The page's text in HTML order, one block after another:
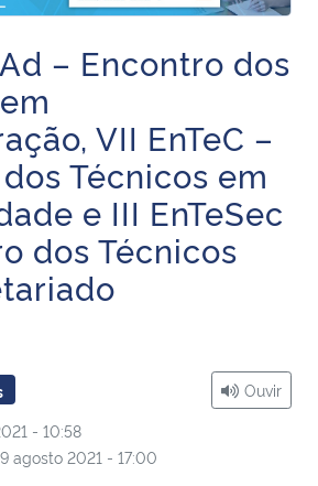
Inovações e Comunicações
– Encontro dos
VII EnTeC –
Técnicos em
e III EnTeSec
dos Técnicos
- 10:58
agosto 2021 - 17:00
Ouvir